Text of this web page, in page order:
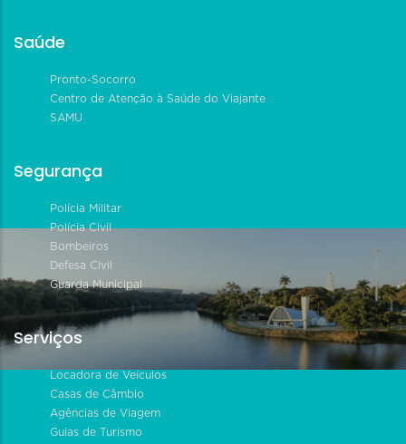
Saúde
Pronto-Socorro
Centro de Atenção à Saúde do Viajante
SAMU
Segurança
Polícia Militar
Polícia Civil
Bombeiros
Defesa Civil
Guarda Municipal
Serviços
Locadora de Veículos
Casas de Câmbio
Agências de Viagem
Guias de Turismo